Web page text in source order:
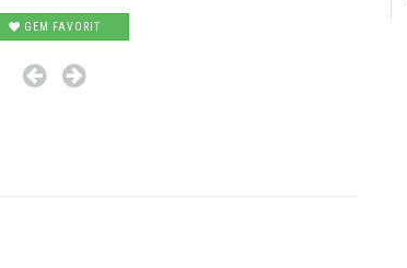
GEM FAVORIT